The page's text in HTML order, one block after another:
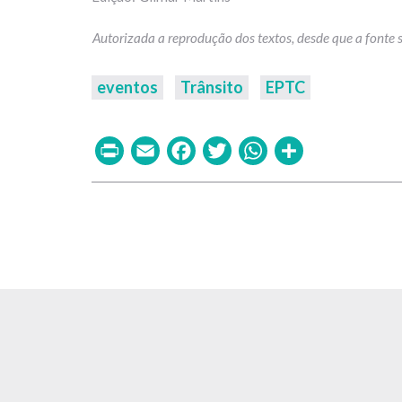
eventos Trânsito EPTC
PrintEmailFacebook
TwitterWhatsApp